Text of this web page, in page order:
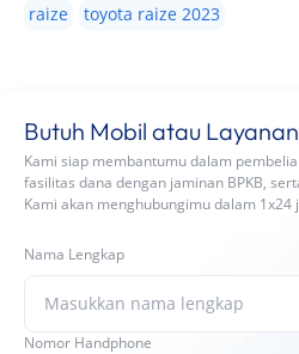
raize toyota raize 2023
Butuh Mobil atau
Kami siap membantumu dalam
fasilitas dana dengan jaminan BPKB,
Kami akan menghubungimu dalam 1x24
Nama Lengkap
Nomor Handphone